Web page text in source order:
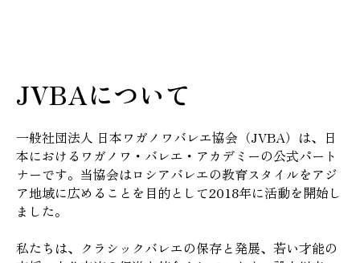
JVBAについて
一般社団法人 日本ワガノワバレエ協会（JVBA）は、日
本におけるワガノワ・バレエ・アカデミーの公式パート
ナーです。当協会はロシアバレエの教育スタイルをアジ
ア地域に広めることを目的として2018年に活動を開始し
ました。
私たちは、クラシックバレエの保存と発展、若い才能の